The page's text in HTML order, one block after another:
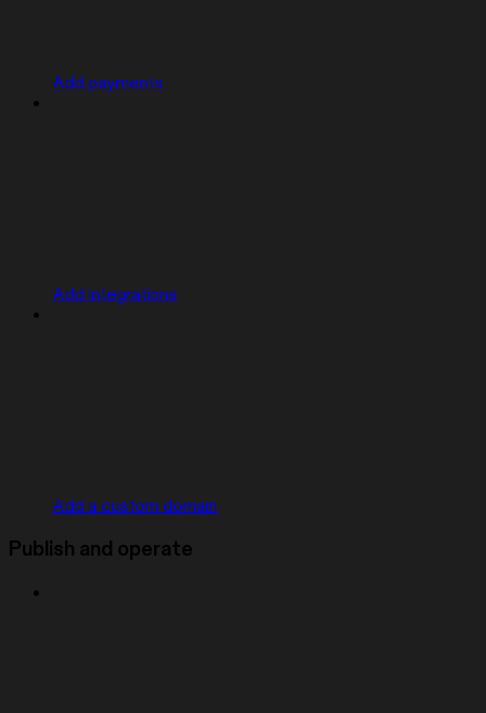
Add payments
Add integrations
Add a custom domain
Publish and operate